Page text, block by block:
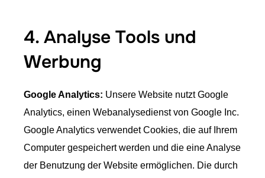
4. Analyse Tools und
Werbung
Google Analytics: Unsere Website nutzt Google
Analytics, einen Webanalysedienst von Google Inc.
Google Analytics verwendet Cookies, die auf Ihrem
Computer gespeichert werden und die eine Analyse
der Benutzung der Website ermöglichen. Die durch